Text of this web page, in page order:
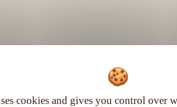
cookies and gives you control over